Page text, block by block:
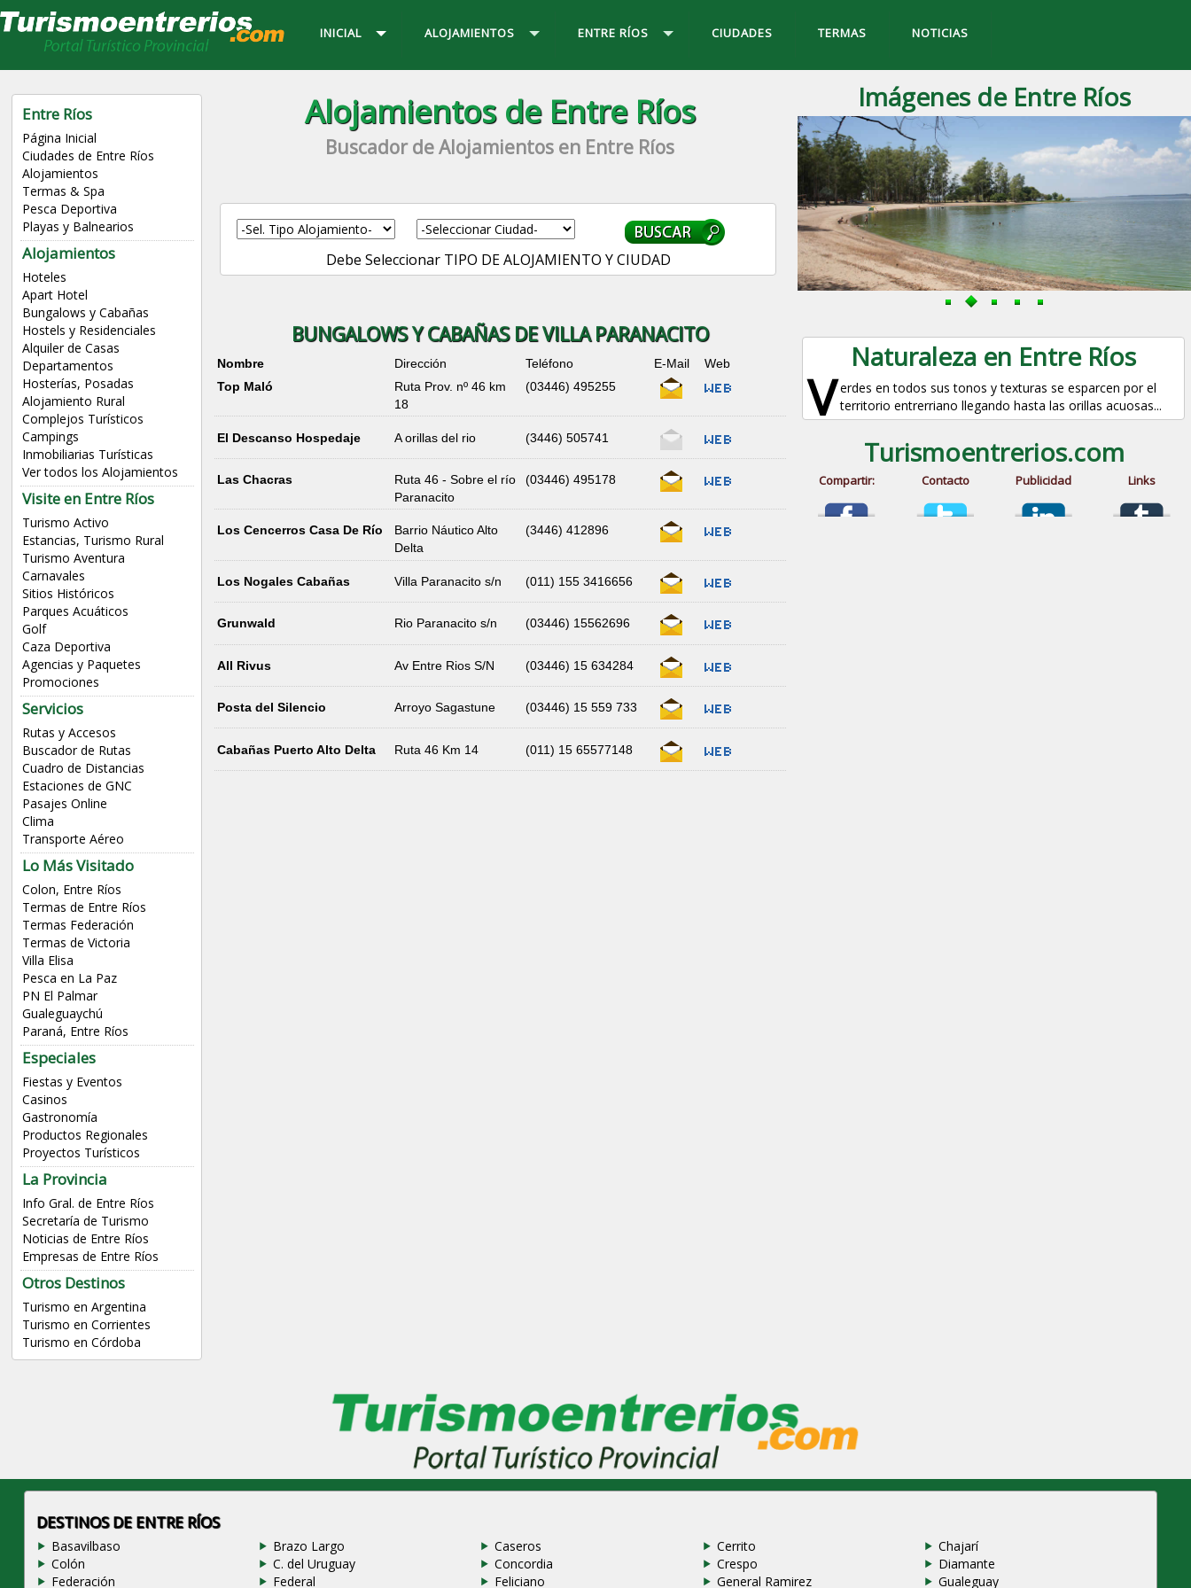
INICIAL ALOJAMIENTOS ENTRE RÍOS CIUDADES TERMAS NOTICIAS
Entre Ríos
Página Inicial
Ciudades de Entre Ríos
Alojamientos
Termas & Spa
Pesca Deportiva
Playas y Balnearios
Alojamientos
Hoteles
Apart Hotel
Bungalows y Cabañas
Hostels y Residenciales
Alquiler de Casas
Departamentos
Hosterías, Posadas
Alojamiento Rural
Complejos Turísticos
Campings
Inmobiliarias Turísticas
Ver todos los Alojamientos
Visite en Entre Ríos
Turismo Activo
Estancias, Turismo Rural
Turismo Aventura
Carnavales
Sitios Históricos
Parques Acuáticos
Golf
Caza Deportiva
Agencias y Paquetes
Promociones
Servicios
Rutas y Accesos
Buscador de Rutas
Cuadro de Distancias
Estaciones de GNC
Pasajes Online
Clima
Transporte Aéreo
Lo Más Visitado
Colon, Entre Ríos
Termas de Entre Ríos
Termas Federación
Termas de Victoria
Villa Elisa
Pesca en La Paz
PN El Palmar
Gualeguaychú
Paraná, Entre Ríos
Especiales
Fiestas y Eventos
Casinos
Gastronomía
Productos Regionales
Proyectos Turísticos
La Provincia
Info Gral. de Entre Ríos
Secretaría de Turismo
Noticias de Entre Ríos
Empresas de Entre Ríos
Otros Destinos
Turismo en Argentina
Turismo en Corrientes
Turismo en Córdoba
Alojamientos de Entre Ríos
Buscador de Alojamientos en Entre Ríos
Debe Seleccionar TIPO DE ALOJAMIENTO Y CIUDAD
BUNGALOWS Y CABAÑAS DE VILLA PARANACITO
Nombre Dirección Teléfono E-Mail
Web
Top Maló
Ruta Prov. nº 46 km
18
(03446) 495255
El Descanso Hospedaje A orillas del rio (3446) 505741
Las Chacras
Ruta 46 - Sobre el río
Paranacito
(03446) 495178
Los Cencerros Casa De Río
Barrio Náutico Alto
Delta
(3446) 412896
Los Nogales Cabañas Villa Paranacito s/n (011) 155 3416656
Grunwald Rio Paranacito s/n (03446) 15562696
All Rivus Av Entre Rios S/N (03446) 15 634284
Posta del Silencio Arroyo Sagastune (03446) 15 559 733
Cabañas Puerto Alto Delta Ruta 46 Km 14 (011) 15 65577148
Imágenes de Entre Ríos
Naturaleza en Entre Ríos
V erdes en todos sus tonos y texturas se esparcen por el
territorio entrerriano llegando hasta las orillas acuosas...
Turismoentrerios.com
Compartir: Contacto Publicidad Links
DESTINOS DE ENTRE RÍOS
Basavilbaso Brazo Largo Caseros Cerrito
Chajarí
Colón
C. del Uruguay Concordia Crespo
Diamante
Federación
Federal Feliciano General Ramirez Gualeguay